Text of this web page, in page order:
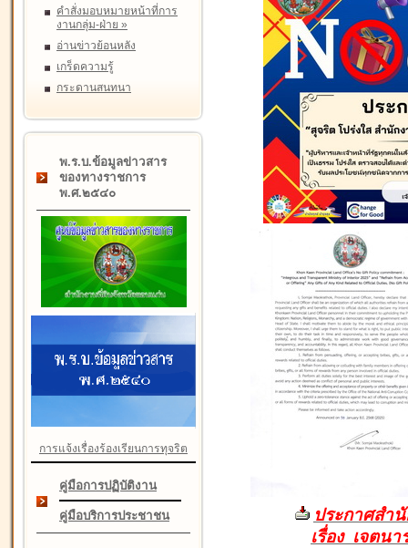
คำสั่งมอบหมายหน้าที่การ
งานกลุ่ม-ฝ่าย »
อ่านข่าวย้อนหลัง
เกร็ดความรู้
กระดานสนทนา
พ.ร.บ.ข้อมูลข่าวสาร
ของทางราชการ
พ.ศ.๒๕๔๐
การแจ้งเรื่องร้องเรียนการทุจริต
คู่มือการปฏิบัติงาน
คู่มือบริการประชาชน
ประกาศสำ
เรื่อง เจตน